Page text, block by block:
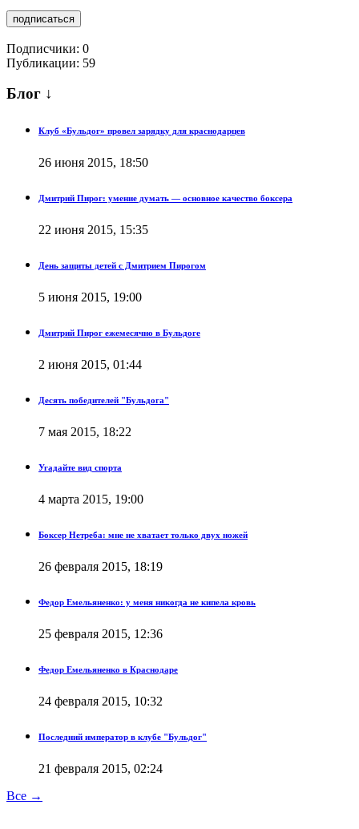
подписаться
Подписчики: 0
Публикации: 59
Блог ↓
Клуб «Бульдог» провел зарядку для краснодарцев
26 июня 2015, 18:50
Дмитрий Пирог: умение думать — основное качество боксера
22 июня 2015, 15:35
День защиты детей с Дмитрием Пирогом
5 июня 2015, 19:00
Дмитрий Пирог ежемесячно в Бульдоге
2 июня 2015, 01:44
Десять победителей "Бульдога"
7 мая 2015, 18:22
Угадайте вид спорта
4 марта 2015, 19:00
Боксер Нетреба: мне не хватает только двух ножей
26 февраля 2015, 18:19
Федор Емельяненко: у меня никогда не кипела кровь
25 февраля 2015, 12:36
Федор Емельяненко в Краснодаре
24 февраля 2015, 10:32
Последний император в клубе "Бульдог"
21 февраля 2015, 02:24
Все →